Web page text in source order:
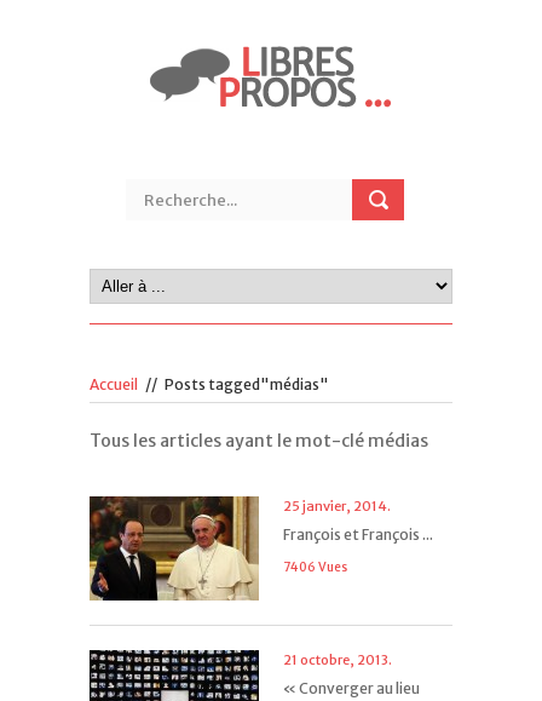
Accueil // Posts tagged"médias"
Tous les articles ayant le mot-clé médias
25 janvier, 2014.
François et François ...
7406 Vues
21 octobre, 2013.
« Converger au lieu